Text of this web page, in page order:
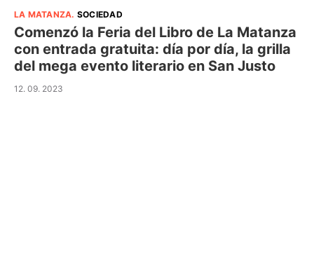
LA MATANZA. SOCIEDAD
Comenzó la Feria del Libro de La Matanza
con entrada gratuita: día por día, la grilla
del mega evento literario en San Justo
12. 09. 2023